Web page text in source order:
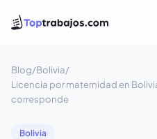
Blog/Bolivia/
Licencia por maternidad en
corresponde
Bolivia